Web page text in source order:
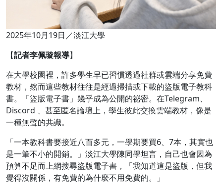
2025年10月19日／淡江大學
【記者李佩璇報導】
在大學校園裡，許多學生早已習慣透過社群或雲端分享免費
教材，然而這些教材往往是經過掃描或下載的盜版電子教科
書。「盜版電子書」幾乎成為公開的祕密。在Telegram、
Discord 、甚至匿名論壇上，學生彼此交換雲端教材，像是
一種無聲的共識。
「一本教科書要接近八百多元，一學期要買6、7本，其實也
是一筆不小的開銷。」淡江大學陳同學坦言，自己也會因為
預算不足而上網搜尋盜版電子書，「我知道這是盜版，但我
覺得沒關係，有免費的為什麼不用免費的。」